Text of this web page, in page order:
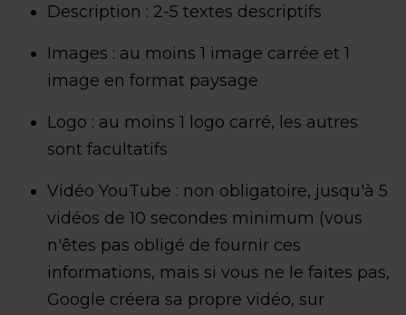
Description : 2-5 textes descriptifs
Images : au moins 1 image carrée et 1
image en format paysage
Logo : au moins 1 logo carré, les autres
sont facultatifs
Vidéo YouTube : non obligatoire, jusqu'à 5
vidéos de 10 secondes minimum (vous
n'êtes pas obligé de fournir ces
informations, mais si vous ne le faites pas,
Google créera sa propre vidéo, sur